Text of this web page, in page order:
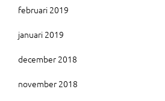
februari 2019
januari 2019
december 2018
november 2018